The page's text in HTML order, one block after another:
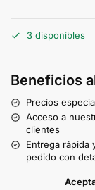
3 disponibles
Beneficios
Precios
Acceso a
clientes
Entrega rápida
pedido con